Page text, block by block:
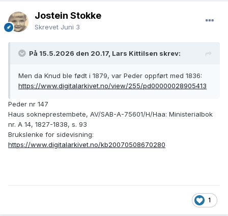
Jostein Stokke
Skrevet Juni 3
På 15.5.2026 den 20.17, Lars Kittilsen skrev:
Men da Knud ble født i 1879, var Peder oppført med 1836:
https://www.digitalarkivet.no/view/255/pd00000028905413
Peder nr 147
Haus sokneprestembete, AV/SAB-A-75601/H/Haa: Ministerialbok
nr. A 14, 1827-1838, s. 93
Brukslenke for sidevisning:
https://www.digitalarkivet.no/kb20070508670280
1